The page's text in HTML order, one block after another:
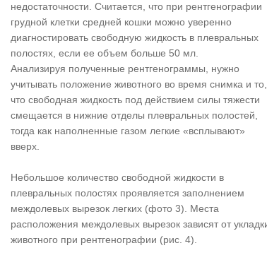
недостаточности. Считается, что при рентгенографии
грудной клетки средней кошки можно уверенно
диагностировать свободную жидкость в плевральных
полостях, если ее объем больше 50 мл.
Анализируя полученные рентгенограммы, нужно
учитывать положение животного во время снимка и то,
что свободная жидкость под действием силы тяжести
смещается в нижние отделы плевральных полостей,
тогда как наполненные газом легкие «всплывают»
вверх.
Небольшое количество свободной жидкости в
плевральных полостях проявляется заполнением
междолевых вырезок легких (фото 3). Места
расположения междолевых вырезок зависят от
животного при рентгенографии (рис. 4).